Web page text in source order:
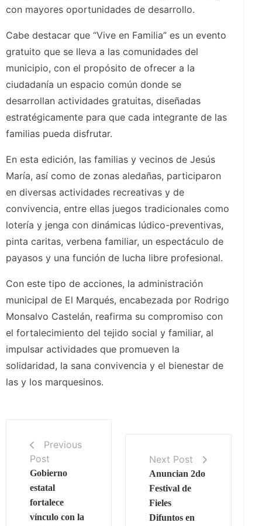
con mayores oportunidades de desarrollo.
Cabe destacar que “Vive en Familia” es un evento
gratuito que se lleva a las comunidades del
municipio, con el propósito de ofrecer a la
ciudadanía un espacio común donde se
desarrollan actividades gratuitas, diseñadas
estratégicamente para que cada integrante de las
familias pueda disfrutar.
En esta edición, las familias y vecinos de Jesús
María, así como de zonas aledañas, participaron
en diversas actividades recreativas y de
convivencia, entre ellas juegos tradicionales como
lotería y jenga con dinámicas lúdico-preventivas,
pinta caritas, verbena familiar, un espectáculo de
payasos y una función de lucha libre profesional.
Con este tipo de acciones, la administración
municipal de El Marqués, encabezada por Rodrigo
Monsalvo Castelán, reafirma su compromiso con
el fortalecimiento del tejido social y familiar, al
impulsar actividades que promueven la
solidaridad, la sana convivencia y el bienestar de
las y los marquesinos.
Previous
Post
Gobierno
estatal
fortalece
vínculo con la
Next Post
Anuncian 2do
Festival de
Fieles
Difuntos en